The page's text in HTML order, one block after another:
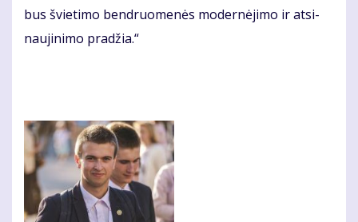
bus švie­ti­mo ben­druo­me­nės mo­der­nė­ji­mo ir at­si­
nau­ji­ni­mo pra­džia.“